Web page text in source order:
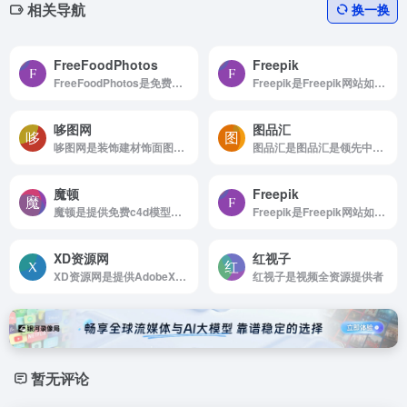
相关导航 换一换
FreeFoodPhotos
FreeFoodPhotos是免费美食图片
Freepik
Freepik是Freepik网站如何使用 浏览...
哆图网
哆图网是装饰建材饰面图案下载
图品汇
图品汇是图品汇是领先中国万千图网中免费设计素材模板网
魔顿
魔顿是提供免费c4d模型、插件、纹理贴图等资源分享
Freepik
Freepik是Freepik网站如何使用 浏览...
XD资源网
XD资源网是提供AdobeXD教程观点分享
红视子
红视子是视频全资源提供者
暂无评论